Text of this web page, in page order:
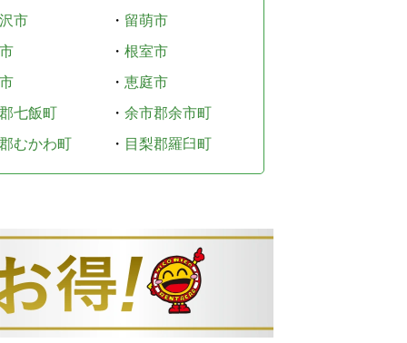
市
・ 留萌市
・ 根室市
・ 恵庭市
七飯町
・ 余市郡余市町
むかわ町
・ 目梨郡羅臼町